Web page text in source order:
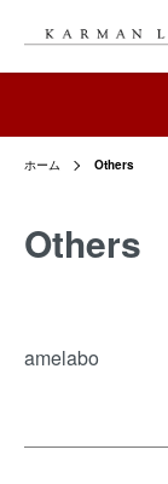
ホーム Others
Others
amelabo